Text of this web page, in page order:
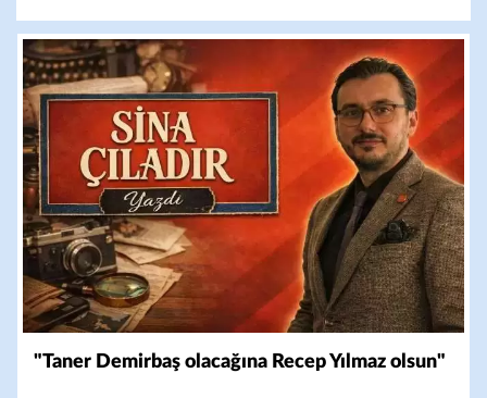
"Taner Demirbaş olacağına Recep Yılmaz olsun"